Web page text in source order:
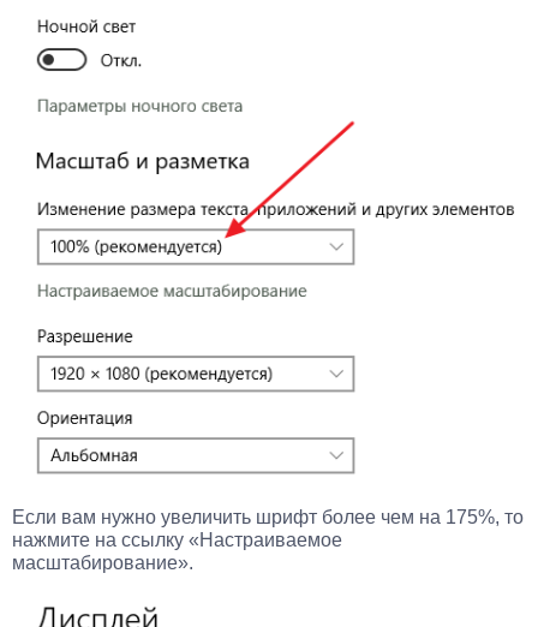
Если вам нужно увеличить шрифт более чем на 175%, то
нажмите на ссылку «Настраиваемое
масштабирование».